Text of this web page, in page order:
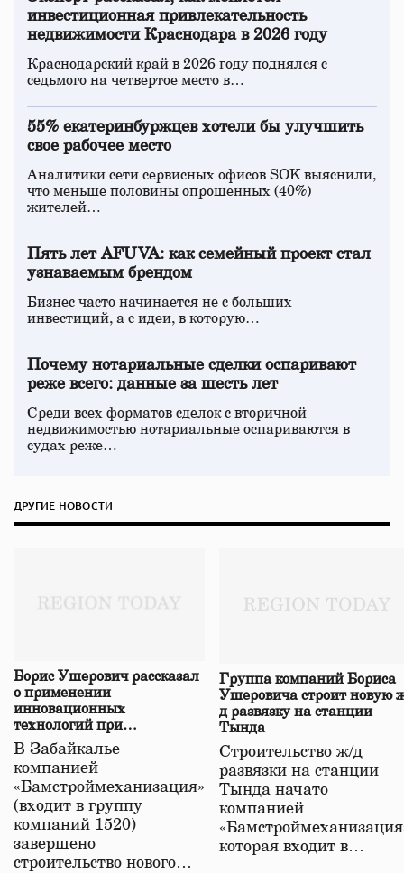
инвестиционная привлекательность
недвижимости Краснодара в 2026 году
Краснодарский край в 2026 году поднялся с
седьмого на четвертое место в…
55% екатеринбуржцев хотели бы улучшить
свое рабочее место
Аналитики сети сервисных офисов SOK выяснили,
что меньше половины опрошенных (40%)
жителей…
Пять лет AFUVA: как семейный проект стал
узнаваемым брендом
Бизнес часто начинается не с больших
инвестиций, а с идеи, в которую…
Почему нотариальные сделки оспаривают
реже всего: данные за шесть лет
Среди всех форматов сделок с вторичной
недвижимостью нотариальные оспариваются в
судах реже…
ДРУГИЕ НОВОСТИ
Борис Ушерович рассказал
о применении
инновационных
технологий при
строительстве нового моста
в Забайкалье
В Забайкалье
компанией
«Бамстроймеханизация»
(входит в группу
компаний 1520)
завершено
строительство нового…
Группа компаний Бориса
Ушеровича строит новую
д развязку на станции
Тында
Строительство ж/д
развязки на станции
Тында начато
компанией
которая входит в…